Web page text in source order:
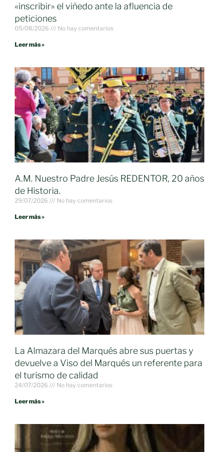
«inscribir» el viñedo ante la afluencia de
peticiones
05/08/2026 No hay comentarios
Leer más »
A.M. Nuestro Padre Jesús REDENTOR, 20 años
de Historia.
29/07/2026 No hay comentarios
Leer más »
La Almazara del Marqués abre sus puertas y
devuelve a Viso del Marqués un referente para
el turismo de calidad
24/07/2026 No hay comentarios
Leer más »